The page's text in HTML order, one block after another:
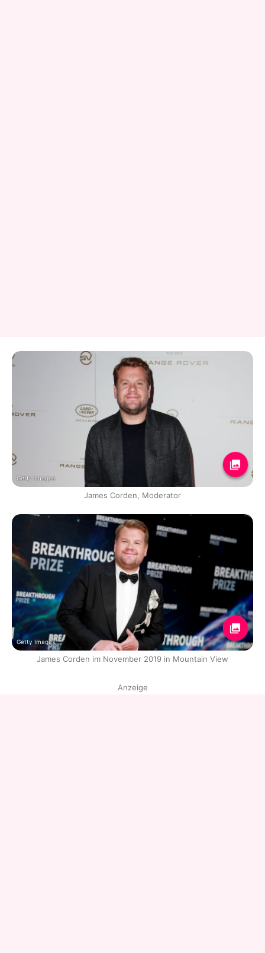
Getty Images
James Corden, Moderator
Getty Images
James Corden im November 2019 in Mountain View
Anzeige